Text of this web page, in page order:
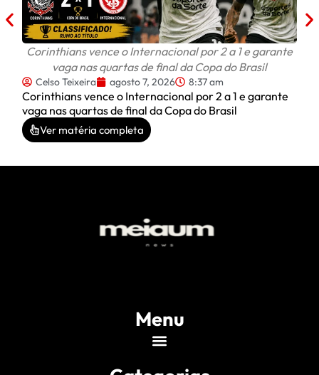
Corinthians vence o Internacional por 2 a 1 e garante
vaga nas quartas de final da Copa do Brasil
Celso Teixeira agosto 7, 2026 8:37 am
Corinthians vence o Internacional por 2 a 1 e garante
vaga nas quartas de final da Copa do Brasil
Ver matéria completa
Menu